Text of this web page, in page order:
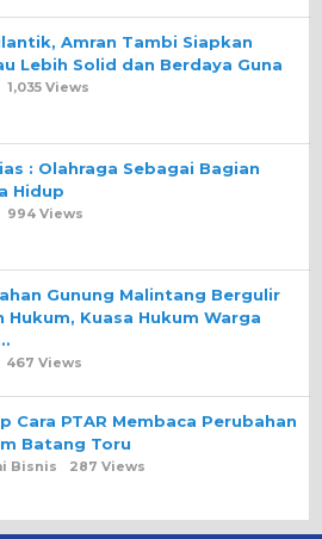
Amran Tambi Siapkan
Lebih Solid dan Berdaya Guna
1,035 Views
: Olahraga Sebagai Bagian
Hidup
994 Views
Gunung Malintang Bergulir
Hukum, Kuasa Hukum Warga
467 Views
Cara PTAR Membaca Perubahan
Batang Toru
Bisnis 287 Views